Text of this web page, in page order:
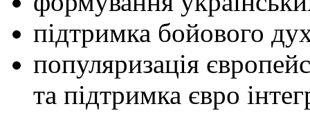
підтримка бойового
популяризація
та підтримка євро